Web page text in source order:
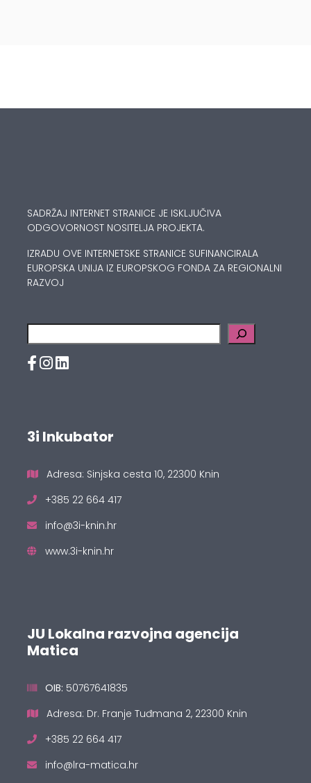
SADRŽAJ INTERNET STRANICE JE ISKLJUČIVA
ODGOVORNOST NOSITELJA PROJEKTA.
IZRADU OVE INTERNETSKE STRANICE SUFINANCIRALA
EUROPSKA UNIJA IZ EUROPSKOG FONDA ZA REGIONALNI
RAZVOJ
3i Inkubator
Adresa: Sinjska cesta 10, 22300 Knin
+385 22 664 417
info@3i-knin.hr
www.3i-knin.hr
JU Lokalna razvojna agencija
Matica
OIB: 50767641835
Adresa: Dr. Franje Tuđmana 2, 22300 Knin
+385 22 664 417
info@lra-matica.hr